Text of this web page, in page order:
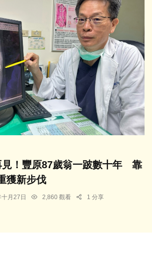
見！豐原87歲翁一跛數十年 靠
獲新步伐
月27日 2,860 觀看 1 分享